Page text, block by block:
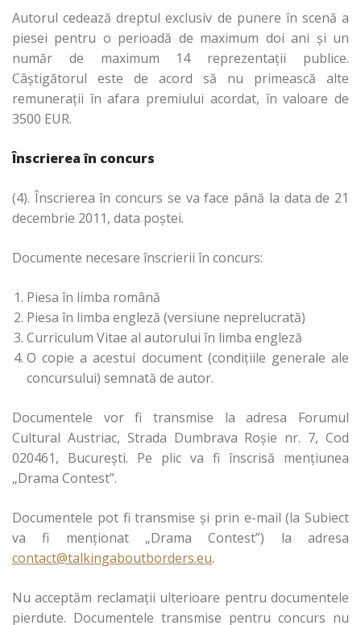
Autorul cedează dreptul exclusiv de punere în scenă a
piesei pentru o perioadă de maximum doi ani și un
număr de maximum 14 reprezentații publice.
Câștigătorul este de acord să nu primească alte
remunerații în afara premiului acordat, în valoare de
3500 EUR.
Înscrierea în concurs
(4). Înscrierea în concurs se va face până la data de 21
decembrie 2011, data poștei.
Documente necesare înscrierii în concurs:
Piesa în limba română
Piesa în limba engleză (versiune neprelucrată)
Curriculum Vitae al autorului în limba engleză
O copie a acestui document (condițiile generale ale
concursului) semnată de autor.
Documentele vor fi transmise la adresa Forumul
Cultural Austriac, Strada Dumbrava Roșie nr. 7, Cod
020461, București. Pe plic va fi înscrisă mențiunea
„Drama Contest”.
Documentele pot fi transmise și prin e-mail (la Subiect
va fi menționat „Drama Contest”) la adresa
contact@talkingaboutborders.eu.
Nu acceptăm reclamații ulterioare pentru documentele
pierdute. Documentele transmise pentru concurs nu